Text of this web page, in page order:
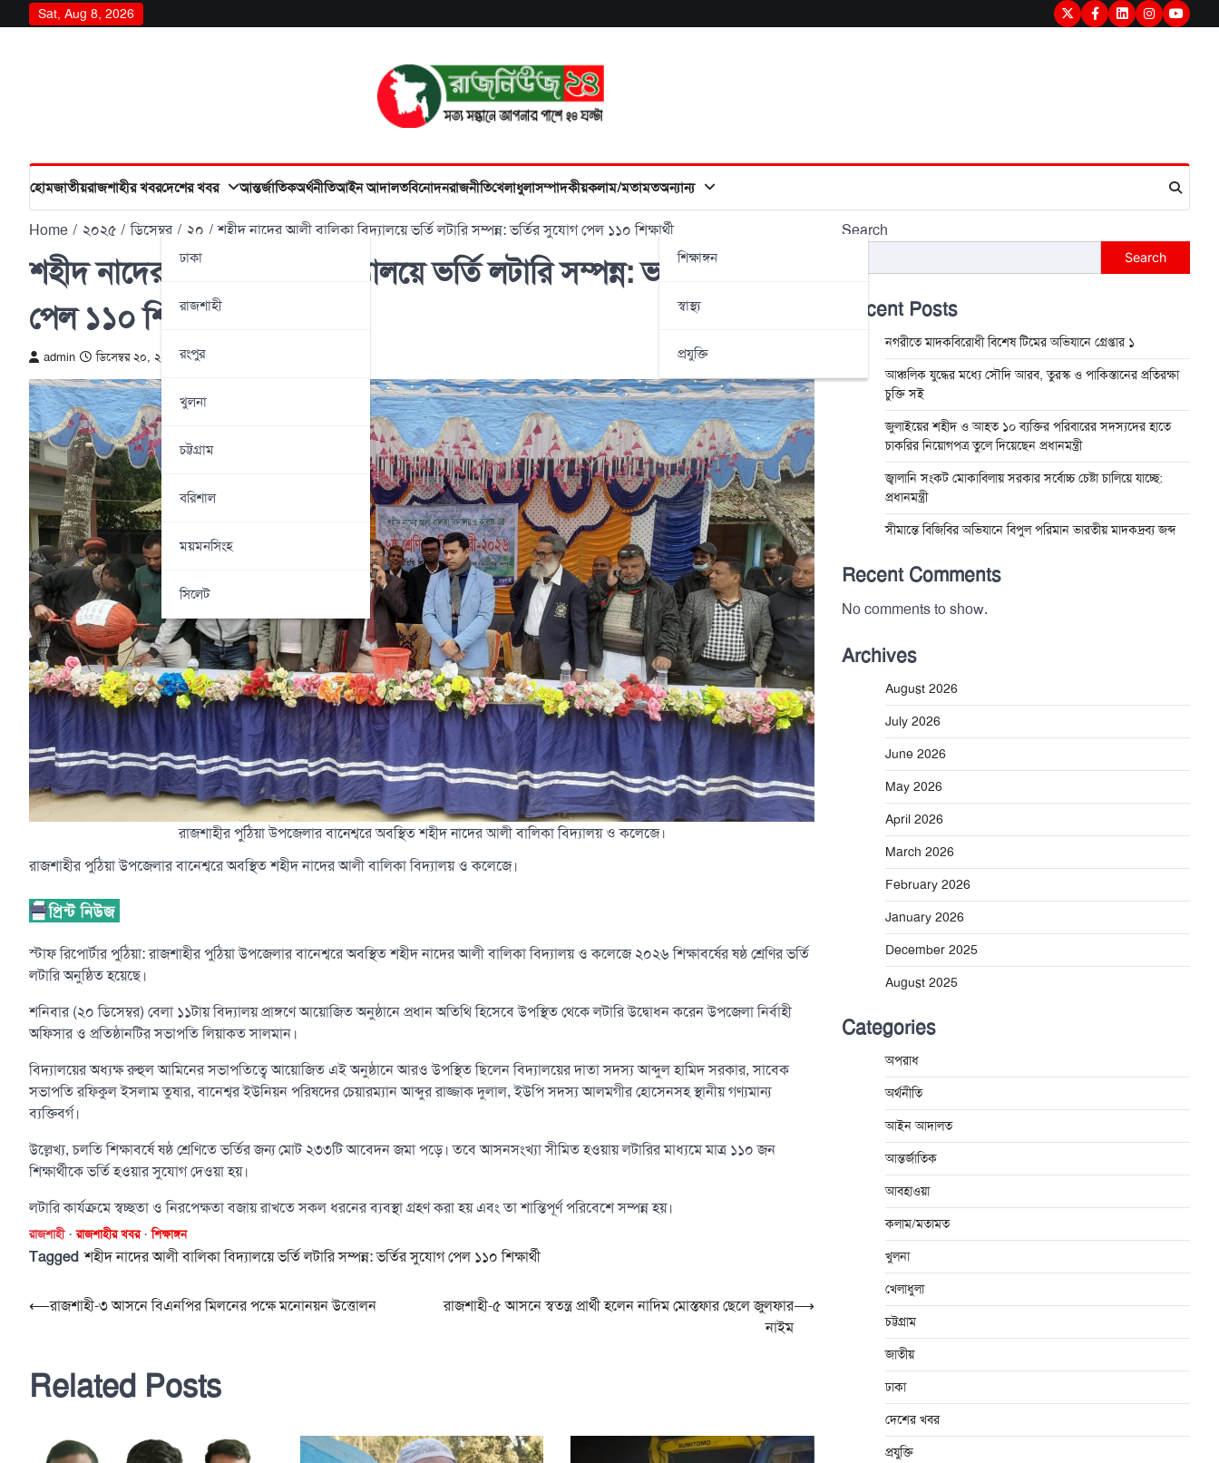
to
Sat, Aug 8, 2026 TwitterFacebook
LinkedInInstagram
হোমজাতীয়রাজশাহীর খবরদেশের খবর
ঢাকা
রাজশাহী
রংপুর
খুলনা
চট্টগ্রাম
বরিশাল
ময়মনসিংহ
সিলেট
আন্তর্জাতিকঅর্থনীতিআইন আদালতবিনোদনরাজনীতিখেলাধুলাসম্পাদকীয়কলাম/মতামতঅন্যান্য
শিক্ষাঙ্গন
স্বাস্থ্য
প্রযুক্তি
Home ২০২৫ ডিসেম্বর ২০ শহীদ নাদের আলী বালিকা বিদ্যালয়ে ভর্তি লটারি সম্পন্ন: ভর্তির সুযোগ পেল ১১০ শিক্ষার্থী
শহীদ নাদের আলী বালিকা বিদ্যালয়ে ভর্তি লটারি সম্পন্ন: ভর্তির সুযোগ
পেল ১১০ শিক্ষার্থী
admin ডিসেম্বর ২০, ২০২৫
রাজশাহীর পুঠিয়া উপজেলার বানেশ্বরে অবস্থিত শহীদ নাদের আলী বালিকা বিদ্যালয় ও কলেজে।
রাজশাহীর পুঠিয়া উপজেলার বানেশ্বরে অবস্থিত শহীদ নাদের আলী বালিকা বিদ্যালয় ও কলেজে।
স্টাফ রিপোর্টার পুঠিয়া: রাজশাহীর পুঠিয়া উপজেলার বানেশ্বরে অবস্থিত শহীদ নাদের আলী বালিকা বিদ্যালয় ও কলেজে ২০২৬ শিক্ষাবর্ষের ষষ্ঠ শ্রেণির ভর্তি
লটারি অনুষ্ঠিত হয়েছে।
শনিবার (২০ ডিসেম্বর) বেলা ১১টায় বিদ্যালয় প্রাঙ্গণে আয়োজিত অনুষ্ঠানে প্রধান অতিথি হিসেবে উপস্থিত থেকে লটারি উদ্বোধন করেন উপজেলা নির্বাহী
অফিসার ও প্রতিষ্ঠানটির সভাপতি লিয়াকত সালমান।
বিদ্যালয়ের অধ্যক্ষ রুহুল আমিনের সভাপতিত্বে আয়োজিত এই অনুষ্ঠানে আরও উপস্থিত ছিলেন বিদ্যালয়ের দাতা সদস্য আব্দুল হামিদ সরকার, সাবেক
সভাপতি রফিকুল ইসলাম তুষার, বানেশ্বর ইউনিয়ন পরিষদের চেয়ারম্যান আব্দুর রাজ্জাক দুলাল, ইউপি সদস্য আলমগীর হোসেনসহ স্থানীয় গণ্যমান্য
ব্যক্তিবর্গ।
উল্লেখ্য, চলতি শিক্ষাবর্ষে ষষ্ঠ শ্রেণিতে ভর্তির জন্য মোট ২৩৩টি আবেদন জমা পড়ে। তবে আসনসংখ্যা সীমিত হওয়ায় লটারির মাধ্যমে মাত্র ১১০ জন
শিক্ষার্থীকে ভর্তি হওয়ার সুযোগ দেওয়া হয়।
লটারি কার্যক্রমে স্বচ্ছতা ও নিরপেক্ষতা বজায় রাখতে সকল ধরনের ব্যবস্থা গ্রহণ করা হয় এবং তা শান্তিপূর্ণ পরিবেশে সম্পন্ন হয়।
রাজশাহী রাজশাহীর খবর শিক্ষাঙ্গন
Taggedশহীদ নাদের আলী বালিকা বিদ্যালয়ে ভর্তি লটারি সম্পন্ন: ভর্তির সুযোগ পেল ১১০ শিক্ষার্থী
Post
⟵রাজশাহী-৩ আসনে বিএনপির মিলনের পক্ষে মনোনয়ন উত্তোলন
রাজশাহী-৫ আসনে স্বতন্ত্র প্রার্থী হলেন নাদিম মোস্তফার ছেলে জুলফার
নাইম
⟶
Related Posts
Search
Search
Recent Posts
নগরীতে মাদকবিরোধী বিশেষ টিমের অভিযানে গ্রেপ্তার ১
আঞ্চলিক যুদ্ধের মধ্যে সৌদি আরব, তুরস্ক ও পাকিস্তানের প্রতিরক্ষা
চুক্তি সই
জুলাইয়ের শহীদ ও আহত ১০ ব্যক্তির পরিবারের সদস্যদের হাতে
চাকরির নিয়োগপত্র তুলে দিয়েছেন প্রধানমন্ত্রী
জ্বালানি সংকট মোকাবিলায় সরকার সর্বোচ্চ চেষ্টা চালিয়ে যাচ্ছে:
প্রধানমন্ত্রী
সীমান্তে বিজিবির অভিযানে বিপুল পরিমান ভারতীয় মাদকদ্রব্য জব্দ
Recent Comments
No comments to show.
Archives
August 2026
July 2026
June 2026
May 2026
April 2026
March 2026
February 2026
January 2026
December 2025
August 2025
Categories
অপরাধ
অর্থনীতি
আইন আদালত
আন্তর্জাতিক
আবহাওয়া
কলাম/মতামত
খুলনা
খেলাধুলা
চট্টগ্রাম
জাতীয়
ঢাকা
দেশের খবর
প্রযুক্তি